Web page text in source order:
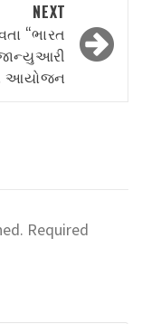
NEXT
“ભારત
આયોજન
Required